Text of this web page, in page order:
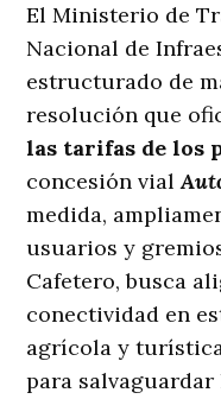
El Ministerio de
Nacional de
estructurado de
resolución que
las tarifas de los
concesión vial
medida,
usuarios y
Cafetero, busca
conectividad en
agrícola y
para